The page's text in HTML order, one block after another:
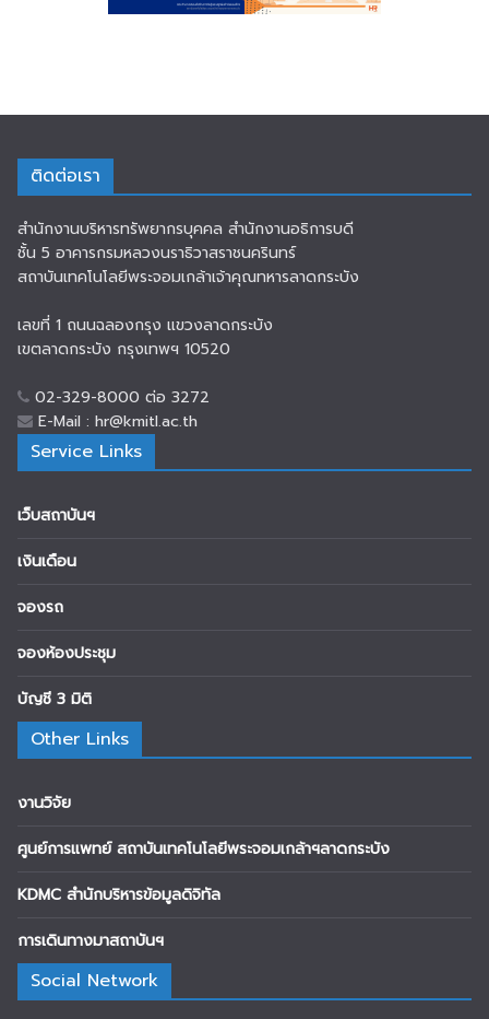
ติดต่อเรา
สำนักงานบริหารทรัพยากรบุคคล สำนักงานอธิการบดี
ชั้น 5 อาคารกรมหลวงนราธิวาสราชนครินทร์
สถาบันเทคโนโลยีพระจอมเกล้าเจ้าคุณทหารลาดกระบัง
เลขที่ 1 ถนนฉลองกรุง แขวงลาดกระบัง
เขตลาดกระบัง กรุงเทพฯ 10520
02-329-8000 ต่อ 3272
E-Mail : hr@kmitl.ac.th
Service Links
เว็บสถาบันฯ
เงินเดือน
จองรถ
จองห้องประชุม
บัญชี 3 มิติ
Other Links
งานวิจัย
ศูนย์การแพทย์ สถาบันเทคโนโลยีพระจอมเกล้าฯลาดกระบัง
KDMC สำนักบริหารข้อมูลดิจิทัล
การเดินทางมาสถาบันฯ
Social Network